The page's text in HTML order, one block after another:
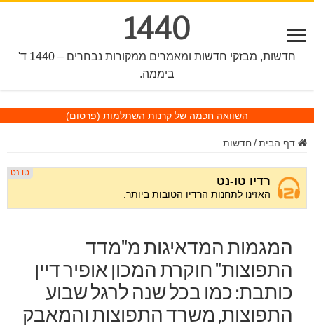
1440
חדשות, מבזקי חדשות ומאמרים ממקורות נבחרים – 1440 ד'
ביממה.
השוואה חכמה של קרנות השתלמות (פרסום)
דף הבית / חדשות
המגמות המדאיגות מ"מדד
התפוצות" חוקרת המכון אופיר דיין
כותבת: כמו בכל שנה לרגל שבוע
התפוצות, משרד התפוצות והמאבק